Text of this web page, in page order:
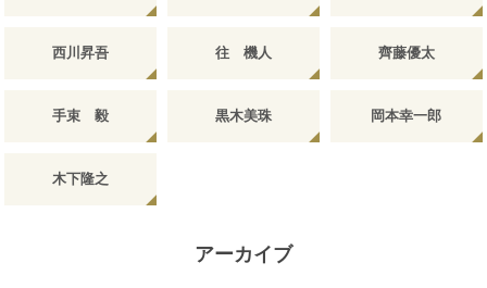
西川昇吾 往 機人 齊藤優太
手束 毅 黒木美珠 岡本幸一郎
木下隆之
アーカイブ